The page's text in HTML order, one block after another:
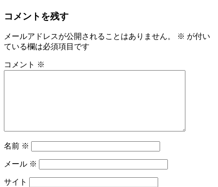
コメントを残す
メールアドレスが公開されることはありません。 ※ が付い
ている欄は必須項目です
コメント ※
名前 ※
メール ※
サイト